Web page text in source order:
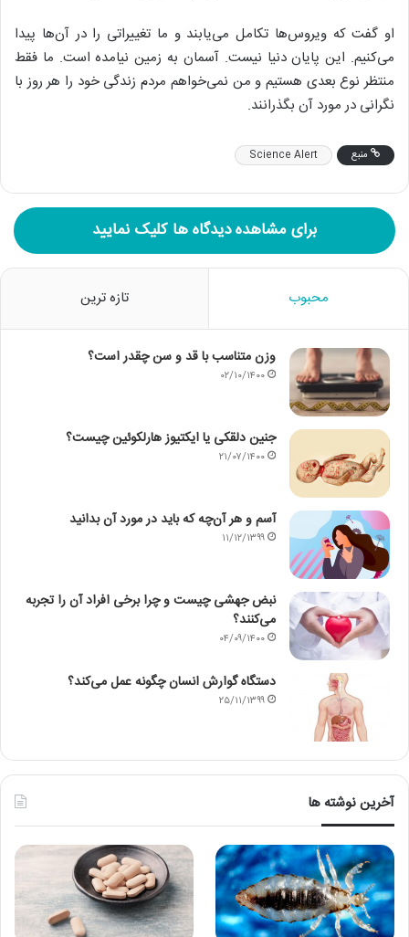
او گفت که ویروس‌ها تکامل می‌یابند و ما تغییراتی را در آن‌ها پیدا
می‌کنیم. این پایان دنیا نیست. آسمان به زمین نیامده است. ما فقط
منتظر نوع بعدی هستیم و من نمی‌خواهم مردم زندگی خود را هر روز با
نگرانی در مورد آن بگذرانند.
منبع Science Alert
برای مشاهده دیدگاه ها کلیک نمایید
محبوب تازه ترین
وزن متناسب با قد و سن چقدر است؟
۰۲/۱۰/۱۴۰۰
جنین دلقکی یا ایکتیوز هارلکوئین چیست؟
۲۱/۰۷/۱۴۰۰
آسم و هر آن‌چه که باید در مورد آن بدانید
۱۱/۱۲/۱۳۹۹
نبض جهشی چیست و چرا برخی افراد آن را تجربه
می‌کنند؟
۰۴/۰۹/۱۴۰۰
دستگاه گوارش انسان چگونه عمل می‌کند؟
۲۵/۱۱/۱۳۹۹
آخرین نوشته ها